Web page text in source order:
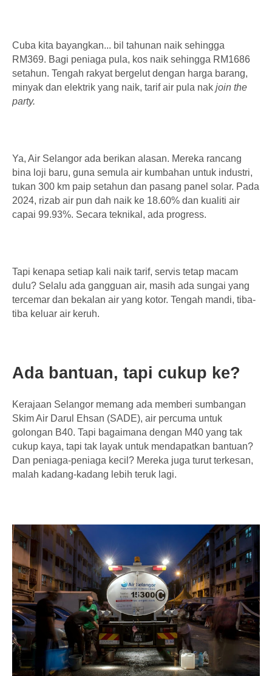
Cuba kita bayangkan... bil tahunan naik sehingga
RM369. Bagi peniaga pula, kos naik sehingga RM1686
setahun. Tengah rakyat bergelut dengan harga barang,
minyak dan elektrik yang naik, tarif air pula nak join the
party.
Ya, Air Selangor ada berikan alasan. Mereka rancang
bina loji baru, guna semula air kumbahan untuk industri,
tukan 300 km paip setahun dan pasang panel solar. Pada
2024, rizab air pun dah naik ke 18.60% dan kualiti air
capai 99.93%. Secara teknikal, ada progress.
Tapi kenapa setiap kali naik tarif, servis tetap macam
dulu? Selalu ada gangguan air, masih ada sungai yang
tercemar dan bekalan air yang kotor. Tengah mandi, tiba-
tiba keluar air keruh.
Ada bantuan, tapi cukup ke?
Kerajaan Selangor memang ada memberi sumbangan
Skim Air Darul Ehsan (SADE), air percuma untuk
golongan B40. Tapi bagaimana dengan M40 yang tak
cukup kaya, tapi tak layak untuk mendapatkan bantuan?
Dan peniaga-peniaga kecil? Mereka juga turut terkesan,
malah kadang-kadang lebih teruk lagi.